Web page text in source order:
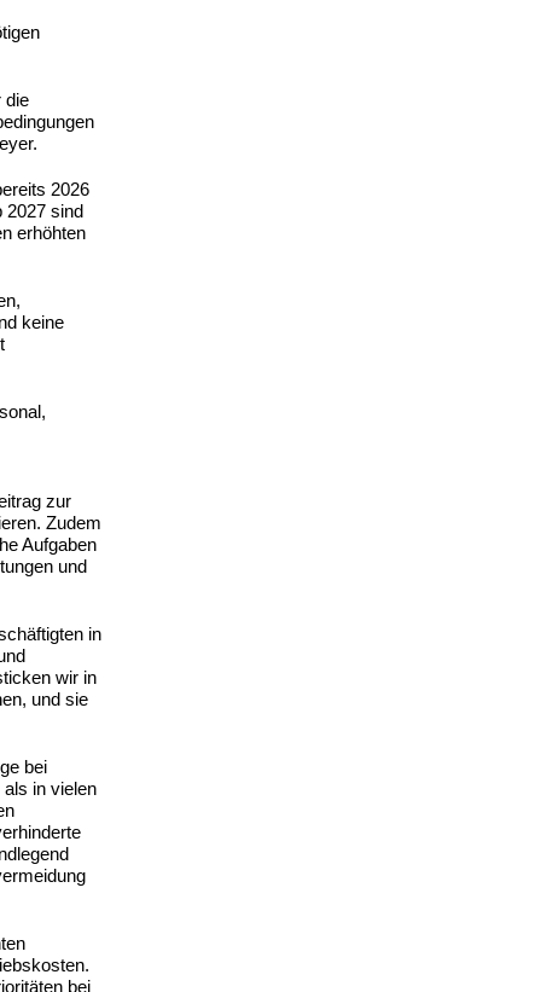
die
2026
2027 sind
erhöhten
keine
zur
Zudem
Aufgaben
und
in
wir in
und sie
bei
in vielen
bei